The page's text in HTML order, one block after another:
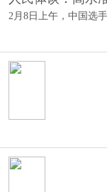
2月8日上午，中国选